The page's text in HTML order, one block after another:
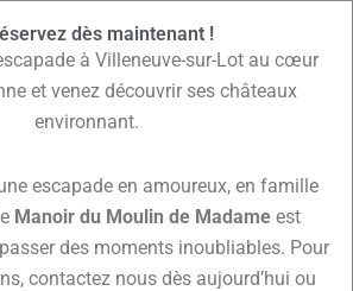
dès maintenant !
à Villeneuve-sur-Lot au cœur
et venez découvrir ses châteaux
environnant.
escapade en amoureux, en famille
Manoir du Moulin de Madame est
des moments inoubliables. Pour
contactez nous dès aujourd’hui ou